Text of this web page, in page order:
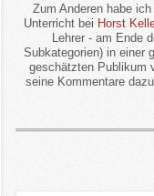
Zum Anderen habe
Unterricht bei Horst
Lehrer - am Ende
Subkategorien) in einer
geschätzten Publikum
seine Kommentare